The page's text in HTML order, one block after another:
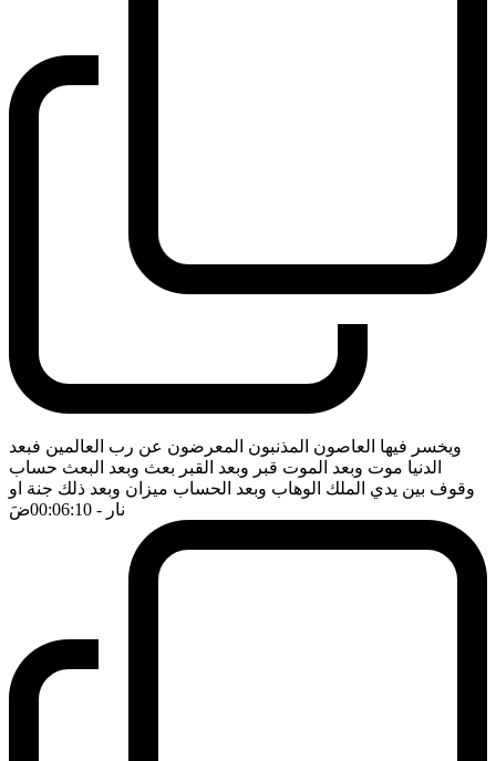
ويخسر فيها العاصون المذنبون المعرضون عن رب العالمين فبعد
الدنيا موت وبعد الموت قبر وبعد القبر بعث وبعد البعث حساب
وقوف بين يدي الملك الوهاب وبعد الحساب ميزان وبعد ذلك جنة او
نار - 00:06:10 ضَ